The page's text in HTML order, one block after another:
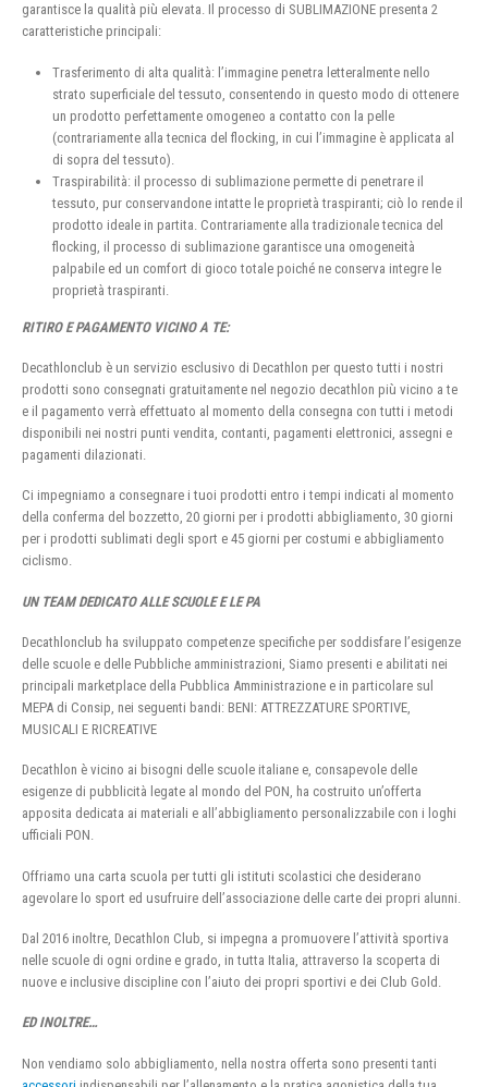
garantisce la qualità più elevata. Il processo di SUBLIMAZIONE presenta 2
caratteristiche principali:
Trasferimento di alta qualità: l’immagine penetra letteralmente nello
strato superficiale del tessuto, consentendo in questo modo di ottenere
un prodotto perfettamente omogeneo a contatto con la pelle
(contrariamente alla tecnica del flocking, in cui l’immagine è applicata al
di sopra del tessuto).
Traspirabilità: il processo di sublimazione permette di penetrare il
tessuto, pur conservandone intatte le proprietà traspiranti; ciò lo rende il
prodotto ideale in partita. Contrariamente alla tradizionale tecnica del
flocking, il processo di sublimazione garantisce una omogeneità
palpabile ed un comfort di gioco totale poiché ne conserva integre le
proprietà traspiranti.
RITIRO E PAGAMENTO VICINO A TE:
Decathlonclub è un servizio esclusivo di Decathlon per questo tutti i nostri
prodotti sono consegnati gratuitamente nel negozio decathlon più vicino a te
e il pagamento verrà effettuato al momento della consegna con tutti i metodi
disponibili nei nostri punti vendita, contanti, pagamenti elettronici, assegni e
pagamenti dilazionati.
Ci impegniamo a consegnare i tuoi prodotti entro i tempi indicati al momento
della conferma del bozzetto, 20 giorni per i prodotti abbigliamento, 30 giorni
per i prodotti sublimati degli sport e 45 giorni per costumi e abbigliamento
ciclismo.
UN TEAM DEDICATO ALLE SCUOLE E LE PA
Decathlonclub ha sviluppato competenze specifiche per soddisfare l’esigenze
delle scuole e delle Pubbliche amministrazioni, Siamo presenti e abilitati nei
principali marketplace della Pubblica Amministrazione e in particolare sul
MEPA di Consip, nei seguenti bandi: BENI: ATTREZZATURE SPORTIVE,
MUSICALI E RICREATIVE
Decathlon è vicino ai bisogni delle scuole italiane e, consapevole delle
esigenze di pubblicità legate al mondo del PON, ha costruito un’offerta
apposita dedicata ai materiali e all’abbigliamento personalizzabile con i loghi
ufficiali PON.
Offriamo una carta scuola per tutti gli istituti scolastici che desiderano
agevolare lo sport ed usufruire dell’associazione delle carte dei propri alunni.
Dal 2016 inoltre, Decathlon Club, si impegna a promuovere l’attività sportiva
nelle scuole di ogni ordine e grado, in tutta Italia, attraverso la scoperta di
nuove e inclusive discipline con l’aiuto dei propri sportivi e dei Club Gold.
ED INOLTRE…
Non vendiamo solo abbigliamento, nella nostra offerta sono presenti tanti